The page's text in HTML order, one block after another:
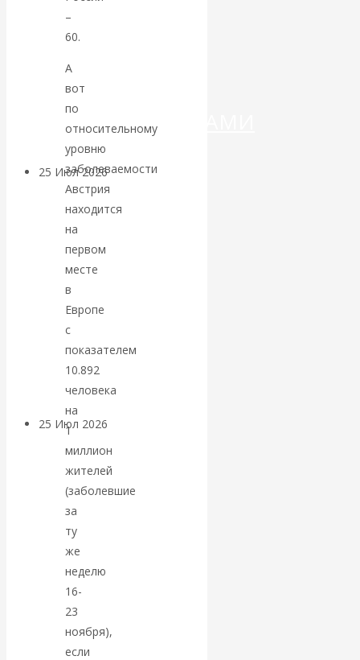
ДЕНЕГ»: КИТАЙ
ВЕДЁТ БОРЬБУ
КРИПТОВАЛЮТАМИ
25 Июл 2026Геополитика
Валентин
КАтасонов.
Может ли
Америка
покинуть НАТО?
25 Июл 2026
«Об этом
молчат»:
экономист
Валентин
Катасонов
–
60.
А
вот
по
относительному
уровню
заболеваемости
Австрия
находится
на
первом
месте
в
Европе
с
показателем
10.892
человека
на
1
миллион
жителей
(заболевшие
за
ту
же
неделю
16-
23
ноября),
если